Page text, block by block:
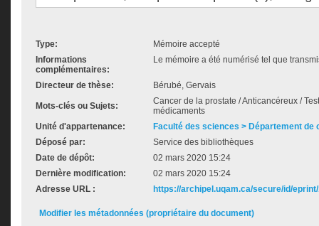
Type:
Mémoire accepté
Informations
complémentaires:
Le mémoire a été numérisé tel que
Directeur de thèse: Bérubé, Gervais
Mots-clés ou Sujets:
Cancer de la prostate / Anticancéreux /
médicaments
Unité d'appartenance:
Faculté des sciences > Département de
Déposé par:
Service des bibliothèques
Date de dépôt:
02 mars 2020 15:24
Dernière modification:
02 mars 2020 15:24
Adresse URL :
https://archipel.uqam.ca/secure/id/
Modifier les métadonnées (propriétaire du document)